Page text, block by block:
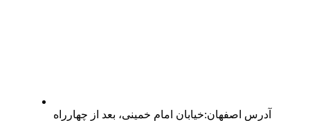
آدرس اصفهان:خیابان امام خمینی، بعد از چهارراه